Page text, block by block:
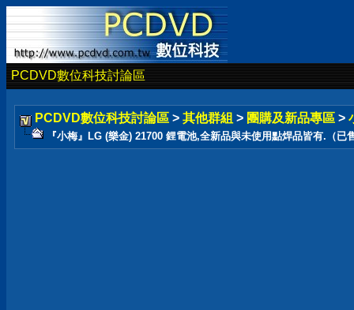
PCDVD數位科技討論區
PCDVD數位科技討論區 > 其他群組 > 團購及新品專區 >
『小梅』LG (樂金) 21700 鋰電池,全新品與未使用點焊品皆有.（已